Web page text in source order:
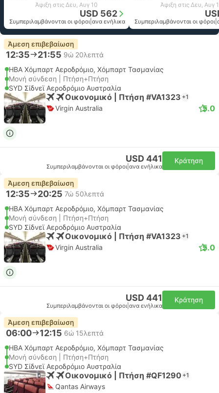
Άφιξη στις Δευ, Αυγ 10
USD 562
Συμπεριλαμβάνονται οι φόροι ανα ενήλικα
Άφιξη στις Δευ, Αυγ
Συμπεριλαμβάνονται οι φόροι
Άμεση επιβεβαίωση
12:35 21:55 9ώ 20λεπτά
HBA Χόμπαρτ Αεροδρόμιο, Χόμπαρτ Τασμανίας
Μονή σύνδεση | Πτήση+Πτήση
SYD Σίδνεϊ Αεροδρόμιο Αυστραλία
Οικονομικό | Πτήση #VA1323 +1
Virgin Australia 5.0
USD 441
Συμπεριλαμβάνονται οι φόροι ανα ενήλικα
Κράτηση
Άμεση επιβεβαίωση
12:35 20:25 7ώ 50λεπτά
HBA Χόμπαρτ Αεροδρόμιο, Χόμπαρτ Τασμανίας
Μονή σύνδεση | Πτήση+Πτήση
SYD Σίδνεϊ Αεροδρόμιο Αυστραλία
Οικονομικό | Πτήση #VA1323 +1
Virgin Australia 5.0
USD 441
Συμπεριλαμβάνονται οι φόροι ανα ενήλικα
Κράτηση
Άμεση επιβεβαίωση
06:00 12:15 6ώ 15λεπτά
HBA Χόμπαρτ Αεροδρόμιο, Χόμπαρτ Τασμανίας
Μονή σύνδεση | Πτήση+Πτήση
SYD Σίδνεϊ Αεροδρόμιο Αυστραλία
Οικονομικό | Πτήση #QF1290 +1
Qantas Airways